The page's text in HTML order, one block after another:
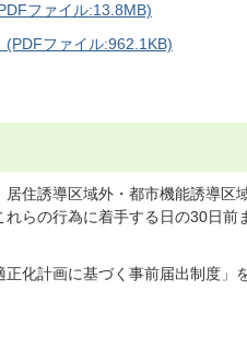
ファイル:13.8MB)
(PDFファイル:962.1KB)
住誘導区域外・都市機能誘導区
らの行為に着手する日の30日前
化計画に基づく事前届出制度」